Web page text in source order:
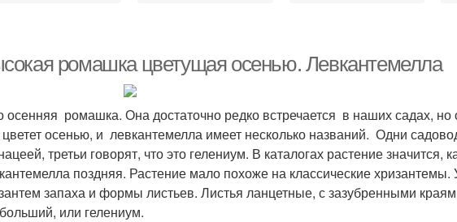
ромашка цветущая осенью. Левкантемелла
осенняя ромашка. Она достаточно редко встречается в наших садах,
осенью, и левкантемелла имеет несколько названий. Одни
третьи говорят, что это гелениум. В каталогах растение значится,
поздняя. Растение мало похоже на классические хризантемы.
запаха и формы листьев. Листья ланцетные, с зазубренными
или гелениум.